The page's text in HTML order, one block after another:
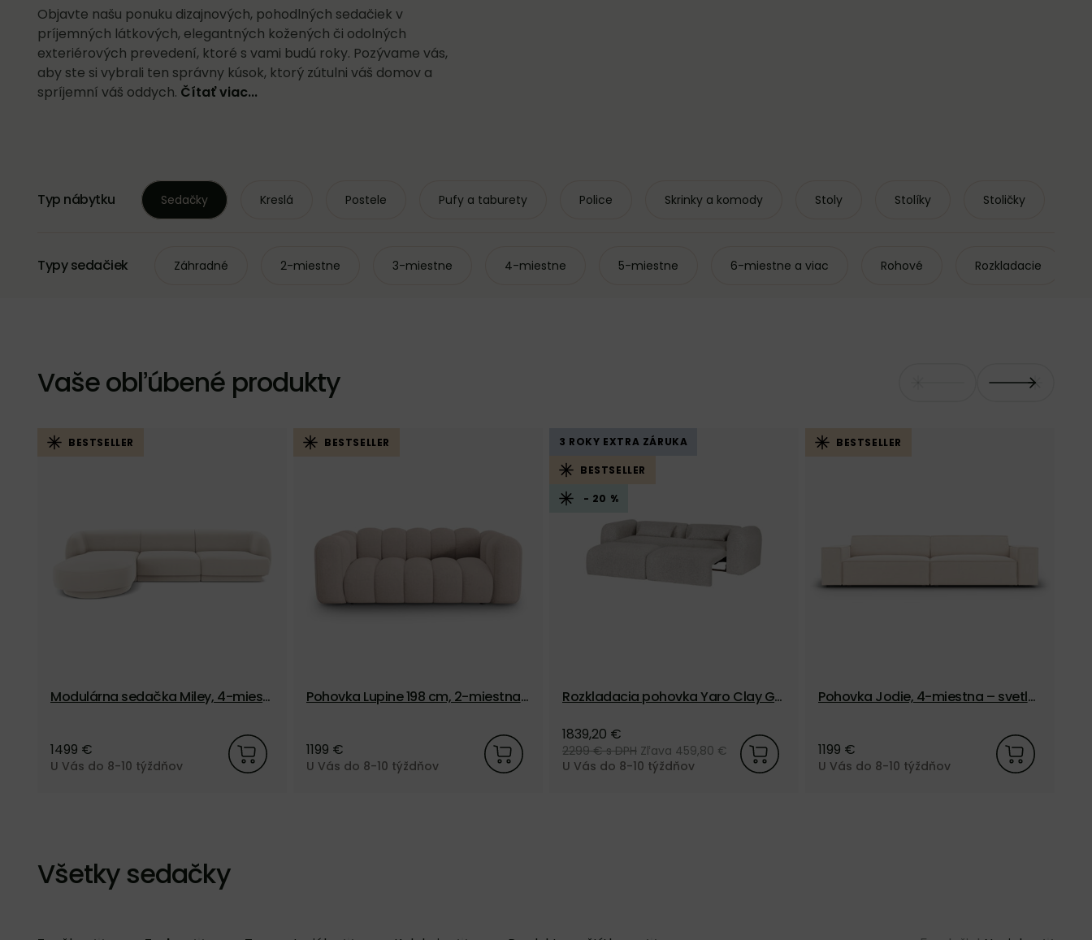
Objavte našu ponuku dizajnových, pohodlných sedačiek v
príjemných látkových, elegantných kožených či odolných
exteriérových prevedení, ktoré s vami budú roky. Pozývame vás,
aby ste si vybrali ten správny kúsok, ktorý zútulni váš domov a
spríjemní váš oddych. Čítať viac...
Typ nábytku Sedačky Kreslá Postele Pufy a taburety Police Skrinky a komody Stoly Stolíky Stoličky
Typy sedačiek Záhradné 2-miestne 3-miestne 4-miestne 5-miestne 6-miestne a viac Rohové Rozkladacie
Vaše obľúbené produkty
BESTSELLER
Modulárna sedačka Miley, 4-miest
1499 €
U Vás do 8-10 týždňov
BESTSELLER
Pohovka Lupine 198 cm, 2-miestna
1199 €
U Vás do 8-10 týždňov
3 ROKY EXTRA ZÁRUKA
BESTSELLER
- 20 %
Rozkladacia pohovka Yaro Clay Gr
1839,20 €
2299 €s DPH Zľava 459,80 €
U Vás do 8-10 týždňov
BESTSELLER
Pohovka Jodie, 4-miestna – svetlá
1199 €
U Vás do 8-10 týždňov
Všetky sedačky